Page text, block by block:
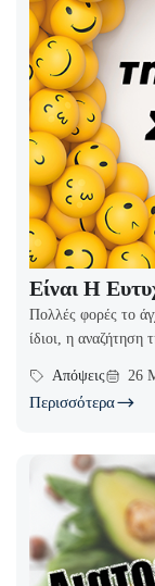
Είναι Η
Πολλές φορές το
ίδιοι, η αναζήτηση
Απόψεις 26
Περισσότερα